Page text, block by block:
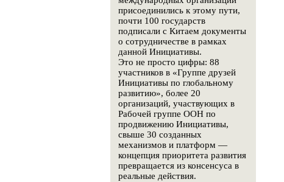
присоединились к этому пути,
почти 100 государств
подписали с Китаем документы
о сотрудничестве в рамках
данной Инициативы.
Это не просто цифры: 88
участников в «Группе друзей
Инициативы по глобальному
развитию», более 20
организаций, участвующих в
Рабочей группе ООН по
продвижению Инициативы,
свыше 30 созданных
механизмов и платформ —
концепция приоритета развития
превращается из консенсуса в
реальные действия.